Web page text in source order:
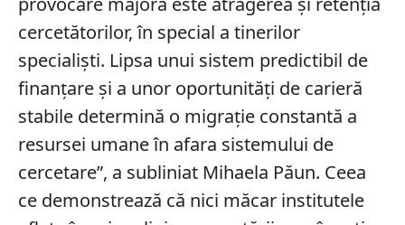
cercetătorilor, în special a tinerilor
specialiști. Lipsa unui sistem predictibil de
finanțare și a unor oportunități de carieră
stabile determină o migrație constantă a
resursei umane în afara sistemului de
cercetare”, a subliniat Mihaela Păun. Ceea
ce demonstrează că nici măcar institutele